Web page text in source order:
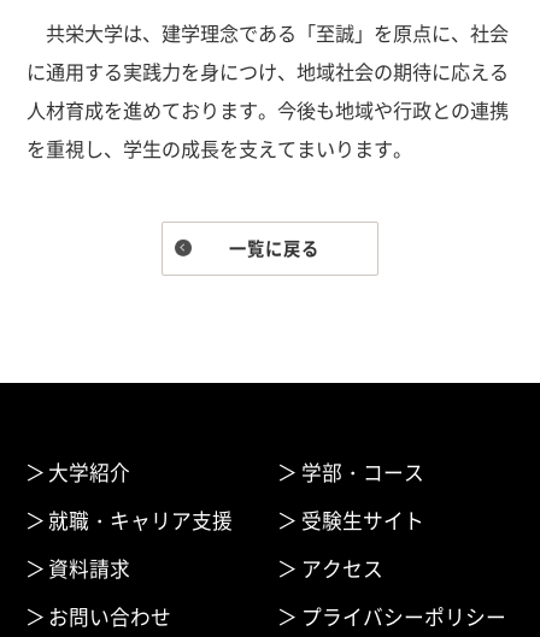
共栄大学は、建学理念である「至誠」を原点に、社会
に通用する実践力を身につけ、地域社会の期待に応える
人材育成を進めております。今後も地域や行政との連携
を重視し、学生の成長を支えてまいります。
一覧に戻る
大学紹介
学部・コース
就職・キャリア支援
受験生サイト
資料請求
アクセス
お問い合わせ
プライバシーポリシー